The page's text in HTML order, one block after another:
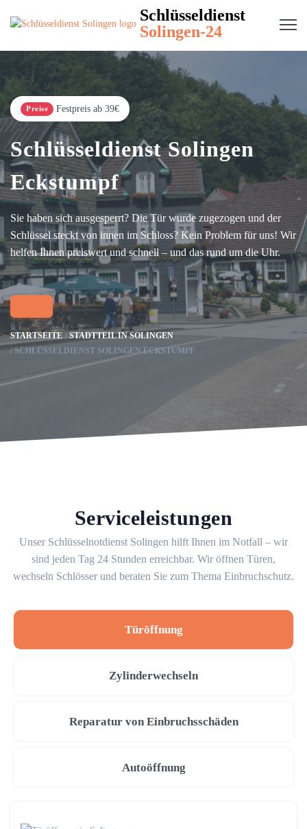
Schlüsseldienst
Solingen-24
Preise Festpreis ab 39€
Schlüsseldienst Solingen
Eckstumpf
Sie haben sich ausgesperrt? Die Tür wurde zugezogen und der
Schlüssel steckt von innen im Schloss? Kein Problem für uns! Wir
helfen Ihnen preiswert und schnell – und das rund um die Uhr.
STARTSEITE
STADTTEIL IN SOLINGEN
SCHLÜSSELDIENST SOLINGEN ECKSTUMPF
Serviceleistungen
Unser Schlüsselnotdienst Solingen hilft Ihnen im Notfall – wir
sind jeden Tag 24 Stunden erreichbar. Wir öffnen Türen,
wechseln Schlösser und beraten Sie zum Thema Einbruchschutz.
Türöffnung
Zylinderwechseln
Reparatur von Einbruchsschäden
Autoöffnung